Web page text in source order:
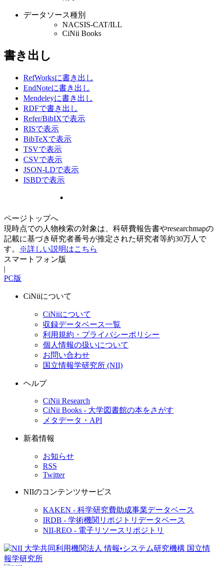
データソース種別
NACSIS-CAT/ILL
CiNii Books
書き出し
RefWorksに書き出し
EndNoteに書き出し
Mendeleyに書き出し
RDFで書き出し
Refer/BibIXで表示
RISで表示
BibTeXで表示
TSVで表示
CSVで表示
JSON-LDで表示
ISBDで表示
ページトップへ
現時点での人物検索の対象は、科研費報告書やresearchmapの
記載に基づき研究者番号が推定された研究者等約30万人で
す。
※詳しい説明はこちら
スマートフォン版
|
PC版
CiNiiについて
CiNiiについて
収録データベース一覧
利用規約・プライバシーポリシー
個人情報の扱いについて
お問い合わせ
国立情報学研究所 (NII)
ヘルプ
CiNii Research
CiNii Books - 大学図書館の本をさがす
メタデータ・API
新着情報
お知らせ
RSS
Twitter
NIIのコンテンツサービス
KAKEN - 科学研究費助成事業データベース
IRDB - 学術機関リポジトリデータベース
NII-REO - 電子リソースリポジトリ